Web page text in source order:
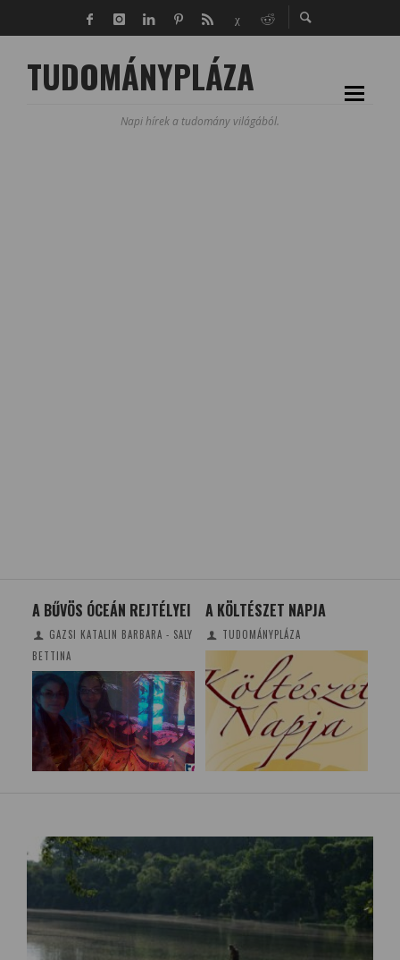
TUDOMÁNYPLÁZA
Napi hírek a tudomány világából.
A BŰVÖS ÓCEÁN REJTÉLYEI
GAZSI KATALIN BARBARA - SALY
BETTINA
A KÖLTÉSZET NAPJA
TUDOMÁNYPLÁZA